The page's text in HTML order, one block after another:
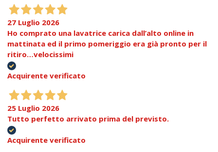
27 Luglio 2026
Ho comprato una lavatrice carica dall’alto online in
mattinata ed il primo pomeriggio era già pronto per il
ritiro…velocissimi
Acquirente verificato
25 Luglio 2026
Tutto perfetto arrivato prima del previsto.
Acquirente verificato